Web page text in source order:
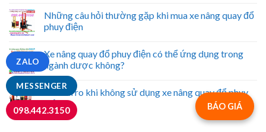
Những câu hỏi thường gặp khi mua xe nâng quay đổ
phuy điện
Xe nâng quay đổ phuy điện có thể ứng dụng trong
ngành dược không?
Các rủi ro khi không sử dụng xe nâng quay đổ phuy
điện
BÁO GIÁ
MESSENGER
ZALO
098.442.3150